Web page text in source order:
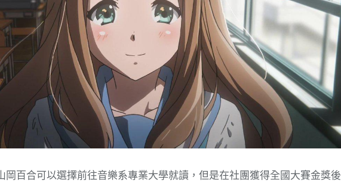
岡百合可以選擇前往音樂系專業大學就讀，但是在社團獲得全國大賽金獎後